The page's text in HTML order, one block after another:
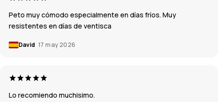
Peto muy cómodo especialmente en días fríos. Muy
resistentes en días de ventisca
David 17 may 2026
Lo recomiendo muchisimo.